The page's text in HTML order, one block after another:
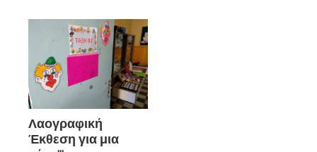
Λαογραφική
Έκθεση για μια